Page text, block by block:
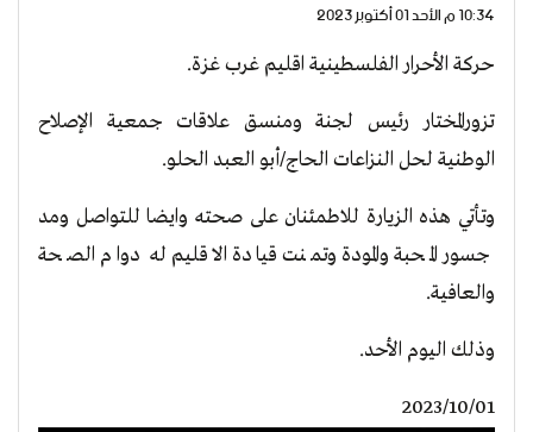
10:34 م الأحد 01 أكتوبر 2023
حركة الأحرار الفلسطينية اقليم غرب غزة.
تزورالمختار رئيس لجنة ومنسق علاقات جمعية الإصلاح
الوطنية لحل النزاعات الحاج/أبو العبد الحلو.
وتأتي هذه الزيارة للاطمئنان على صحته وايضا للتواصل ومد
جسور المحبة والمودة وتمنت قيادة الاقليم له دوام الصحة
والعافية.
وذلك اليوم الأحد.
2023/10/01